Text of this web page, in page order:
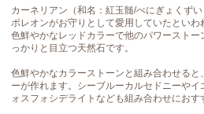
カーネリアン（和名：紅玉髄/べにぎょくず
ポレオンがお守りとして愛用していたといわ
色鮮やかなレッドカラーで他のパワースト
っかりと目立つ天然石です。
色鮮やかなカラーストーンと組み合わせると
ーが作れます。シーブルーカルセドニーや
ォスフォシデライトなども組み合わせにおす